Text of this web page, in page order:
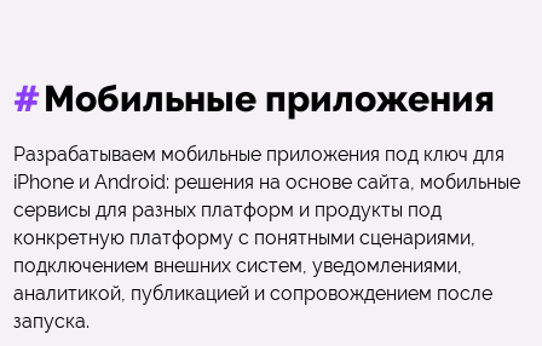
#Мобильные приложения
Разрабатываем мобильные приложения под ключ для
iPhone и Android: решения на основе сайта, мобильные
сервисы для разных платформ и продукты под
конкретную платформу с понятными сценариями,
подключением внешних систем, уведомлениями,
аналитикой, публикацией и сопровождением после
запуска.